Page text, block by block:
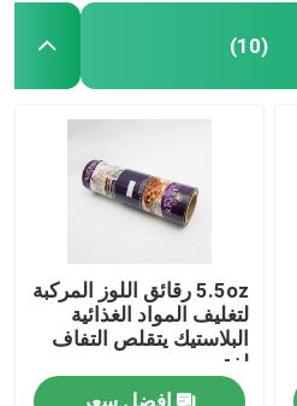
(10)
5.5oz رقائق اللوز المركبة
لتغليف المواد الغذائية
البلاستيك يتقلص التفاف
لفة
افضل سعر